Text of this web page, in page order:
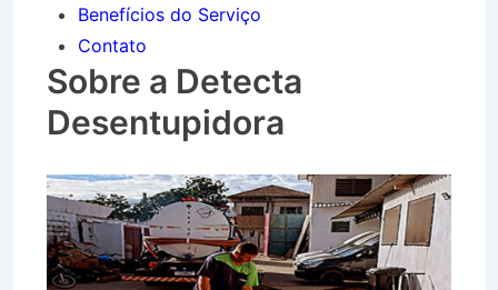
Benefícios do Serviço
Contato
Sobre a Detecta
Desentupidora